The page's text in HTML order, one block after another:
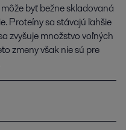
byť bežne skladovaná
Proteíny sa stávajú ľahšie
zvyšuje množstvo voľných
zmeny však nie sú pre